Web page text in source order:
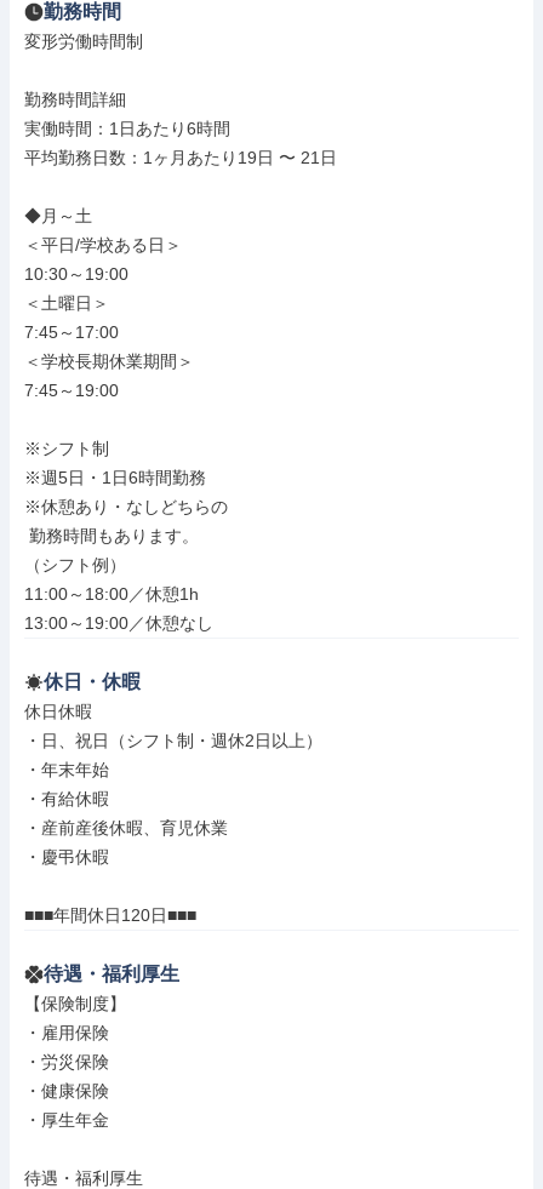
勤務時間
変形労働時間制
勤務時間詳細
実働時間：1日あたり6時間
平均勤務日数：1ヶ月あたり19日 〜 21日
◆月～土
＜平日/学校ある日＞
10:30～19:00
＜土曜日＞
7:45～17:00
＜学校長期休業期間＞
7:45～19:00
※シフト制
※週5日・1日6時間勤務
※休憩あり・なしどちらの
（シフト例）
11:00～18:00／休憩1h
13:00～19:00／休憩なし
休日・休暇
休日休暇
・日、祝日（シフト制・週休2日以上）
・年末年始
・有給休暇
・産前産後休暇、育児休業
・慶弔休暇
■■■年間休日120日■■■
待遇・福利厚生
【保険制度】
・雇用保険
・労災保険
・健康保険
・厚生年金
待遇・福利厚生